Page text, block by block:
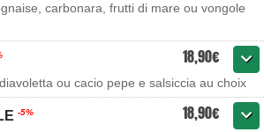
carbonara, frutti di mare ou vongole
18,90€
ou cacio pepe e salsiccia au choix
-5% 18,90€